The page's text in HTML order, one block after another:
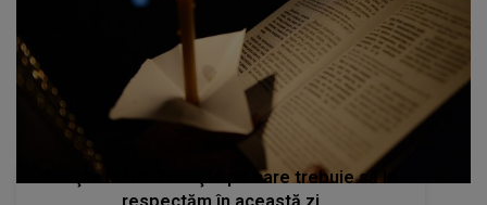
Marţea Mare: Tradiţile pe care trebuie să le